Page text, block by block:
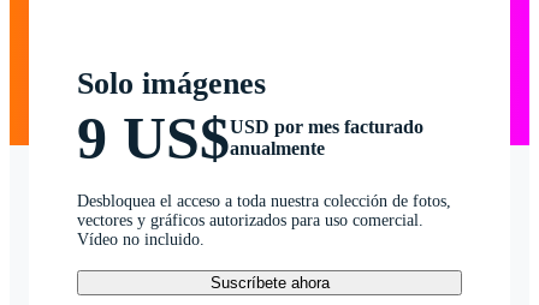
Solo imágenes
9 US$USD por mes facturado
anualmente
Desbloquea el acceso a toda nuestra colección de fotos,
vectores y gráficos autorizados para uso comercial.
Vídeo no incluido.
Suscríbete ahora